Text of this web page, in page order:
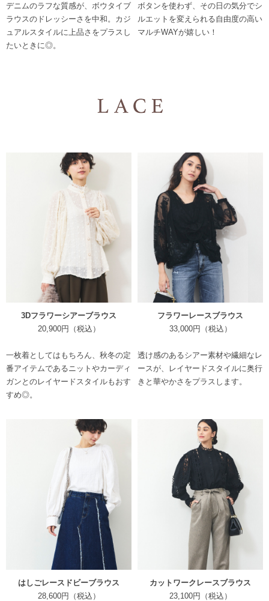
デニムのラフな質感が、ボウタイブ
ラウスのドレッシーさを中和。カジ
ュアルスタイルに上品さをプラスし
たいときに◎。
ボタンを使わず、その日の気分でシ
ルエットを変えられる自由度の高い
マルチWAYが嬉しい！
3Dフラワーシアーブラウス
20,900円（税込）
一枚着としてはもちろん、秋冬の定
番アイテムであるニットやカーディ
ガンとのレイヤードスタイルもおす
すめ◎。
フラワーレースブラウス
33,000円（税込）
透け感のあるシアー素材や繊細なレ
ースが、レイヤードスタイルに奥行
きと華やかさをプラスします。
はしごレースドビーブラウス
28,600円（税込）
カットワークレースブラウス
23,100円（税込）